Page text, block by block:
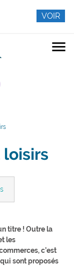
menu
titre ! Outre la
les
c’est
sont proposés
VOIR